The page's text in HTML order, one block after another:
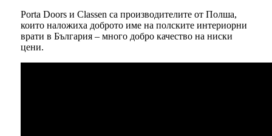
Porta Doors и Classen са производителите от Полша,
които наложиха доброто име на полските интериорни
врати в България – много добро качество на ниски
цени.